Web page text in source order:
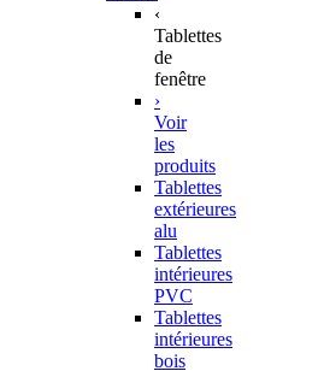
‹
Tablettes
de
fenêtre
›
Voir
les
produits
Tablettes
extérieures
alu
Tablettes
intérieures
PVC
Tablettes
intérieures
bois